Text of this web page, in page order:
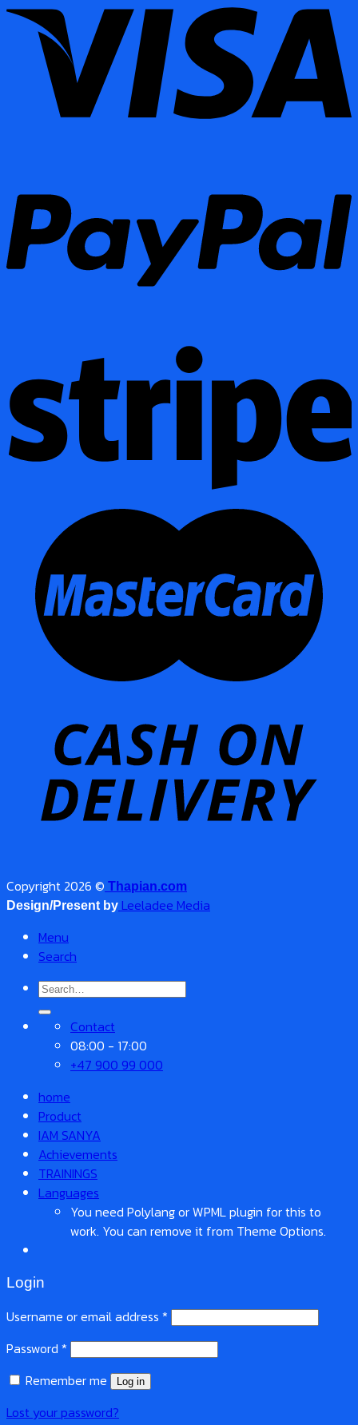
Copyright 2026 © Thapian.com
Design/Present by Leeladee Media
Menu
Search
Search
for:
Contact
08:00 - 17:00
+47 900 99 000
home
Product
IAM SANYA
Achievements
TRAININGS
Languages
You need Polylang or WPML plugin for this to
work. You can remove it from Theme Options.
Login
Username or email address *
Password *
Remember me
Log in
Lost your password?